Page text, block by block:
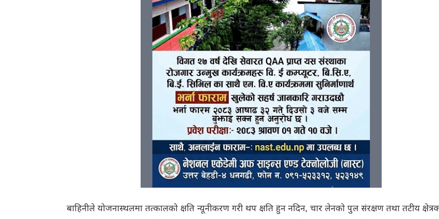
बाहिनीले योजनास्थलमा तत्कालको क्षति न्यूनीकरण गरी थप क्षति हुन नदिन, चार लेनको पुल संरक्षण तथा तटीय